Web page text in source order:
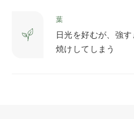
葉
日光を好むが、強
焼けしてしまう